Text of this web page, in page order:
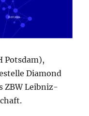
Potsdam),
Diamond
ZBW Leibniz-